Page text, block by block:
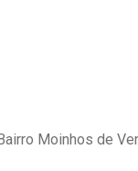
Moinhos de